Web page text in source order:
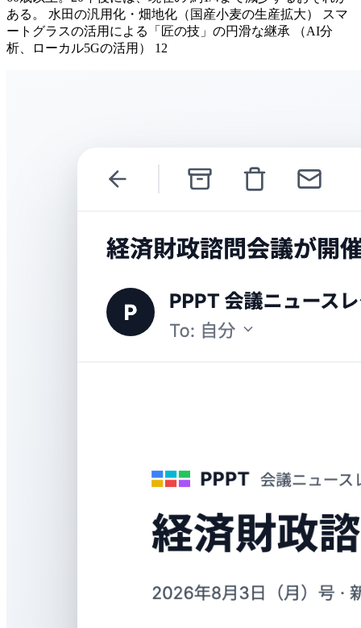
ある。 水田の汎用化・畑地化（国産小麦の生産拡大） スマ
ートグラスの活用による「匠の技」の円滑な継承 （AI分
析、ローカル5Gの活用） 12